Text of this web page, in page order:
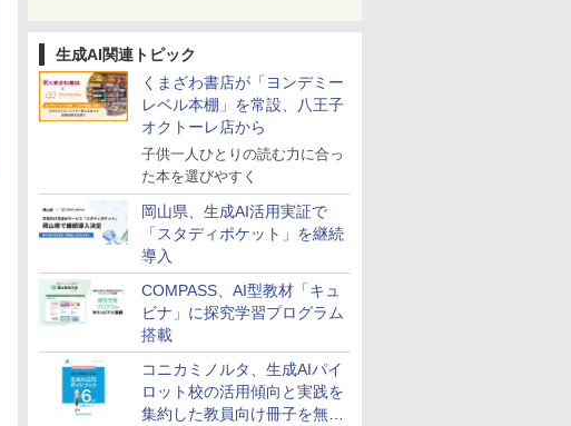
生成AI関連トピック
くまざわ書店が「ヨンデミー
レベル本棚」を常設、八王子
オクトーレ店から
子供一人ひとりの読む力に合っ
た本を選びやすく
岡山県、生成AI活用実証で
「スタディポケット」を継続
導入
COMPASS、AI型教材「キュ
ビナ」に探究学習プログラム
搭載
コニカミノルタ、生成AIパイ
ロット校の活用傾向と実践を
集約した教員向け冊子を無料
向山洋一の系譜、その
先へ 授業の腕を磨く法
則: 教育技術が子供の
可能性を伸ばす
人間関係に「線を引
く」レッスン 人生がラ
クになる「バウンダリ
ー」の考え方
￥1,760
ピ編
￥1,760
Joyreal モンテッソー
リ ビジーボード 知育玩
具 1 2 3歳誕生日プレゼ
ント男の子 女の子 知育
玩具 LED おもちゃ 指
くもん出版(KUMON
PUBLISHING) スタデ
ィクロック DC-53 ホワ
イト 知育玩具 おもちゃ
3歳以上 KUMON
￥2,264
描けちゃう! 天才脳ら
くがき教室 対象年齢
1.5才～ お絵描き おも
ちゃ
￥3,491
【第72回青少年読書感
想文全国コンクール 課
題図書】まだまだここ
から (ポプラ物語館 94)
自分の思いを言葉にす
る こどもアウトプット
図鑑 (サンクチュアリ
出版)
￥1,650
界で育てたらどうな
る?
￥1,870
KOSMOS(コスモス)
617158 ファンサイエン
スワーリングソルトガ
ニ 先史時代の時間を活
気づける 実験セット 8
飾 多言語対応
KOSMOS 617134 サイ
ボーグハンド - 油圧制
御 XXL ロボットハンド
サイズ調整可能 左利き
用 実験ボックス 10~14
歳のお子様用 多言語説
明書 (英語)
￥14,790
￥3,139